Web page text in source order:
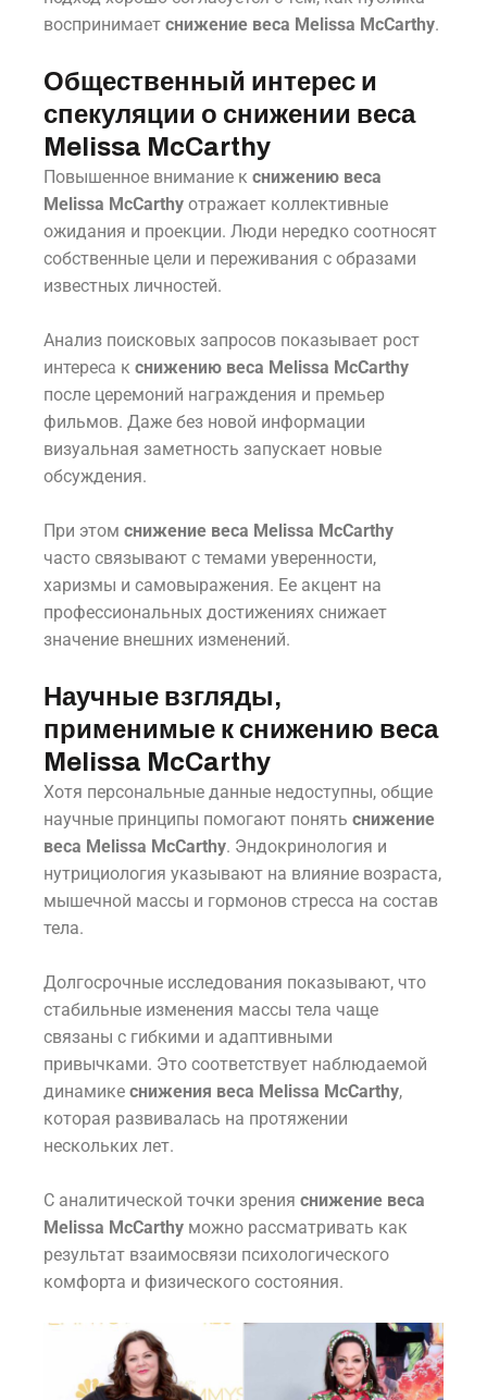
воспринимает снижение веса Melissa McCarthy.
Общественный интерес и
спекуляции о снижении веса
Melissa McCarthy
Повышенное внимание к снижению веса
Melissa McCarthy отражает коллективные
ожидания и проекции. Люди нередко соотносят
собственные цели и переживания с образами
известных личностей.
Анализ поисковых запросов показывает рост
интереса к снижению веса Melissa McCarthy
после церемоний награждения и премьер
фильмов. Даже без новой информации
визуальная заметность запускает новые
обсуждения.
При этом снижение веса Melissa McCarthy
часто связывают с темами уверенности,
харизмы и самовыражения. Ее акцент на
профессиональных достижениях снижает
значение внешних изменений.
Научные взгляды,
применимые к снижению веса
Melissa McCarthy
Хотя персональные данные недоступны, общие
научные принципы помогают понять снижение
веса Melissa McCarthy. Эндокринология и
нутрициология указывают на влияние возраста,
мышечной массы и гормонов стресса на состав
тела.
Долгосрочные исследования показывают, что
стабильные изменения массы тела чаще
связаны с гибкими и адаптивными
привычками. Это соответствует наблюдаемой
динамике снижения веса Melissa McCarthy,
которая развивалась на протяжении
нескольких лет.
С аналитической точки зрения снижение веса
Melissa McCarthy можно рассматривать как
результат взаимосвязи психологического
комфорта и физического состояния.